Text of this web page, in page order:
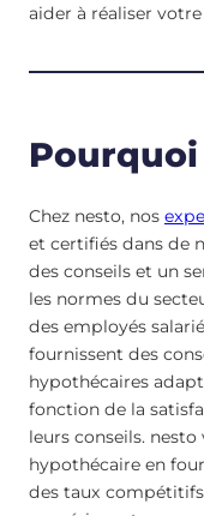
aider à réaliser
Chez nesto, nos
et certifiés dans de
des conseils et un
les normes du
des employés
fournissent des
hypothécaires
fonction de la
leurs conseils.
hypothécaire en
des taux compétitifs